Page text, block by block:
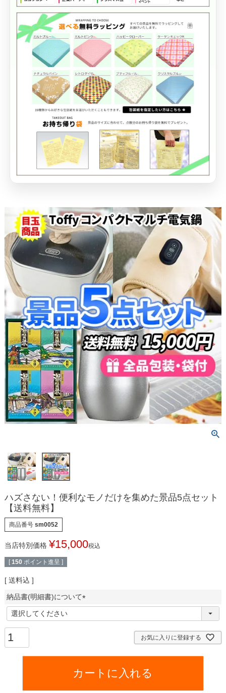
ハズさない！便利なモノだけを集めた景品5点セット
【送料無料】
商品番号 sm0052
当店特別価格 ¥15,000税込
[ 150 ポイント進呈 ]
送料込
納品書(明細書)について
必
お気に入りに登録する
カートに入れる